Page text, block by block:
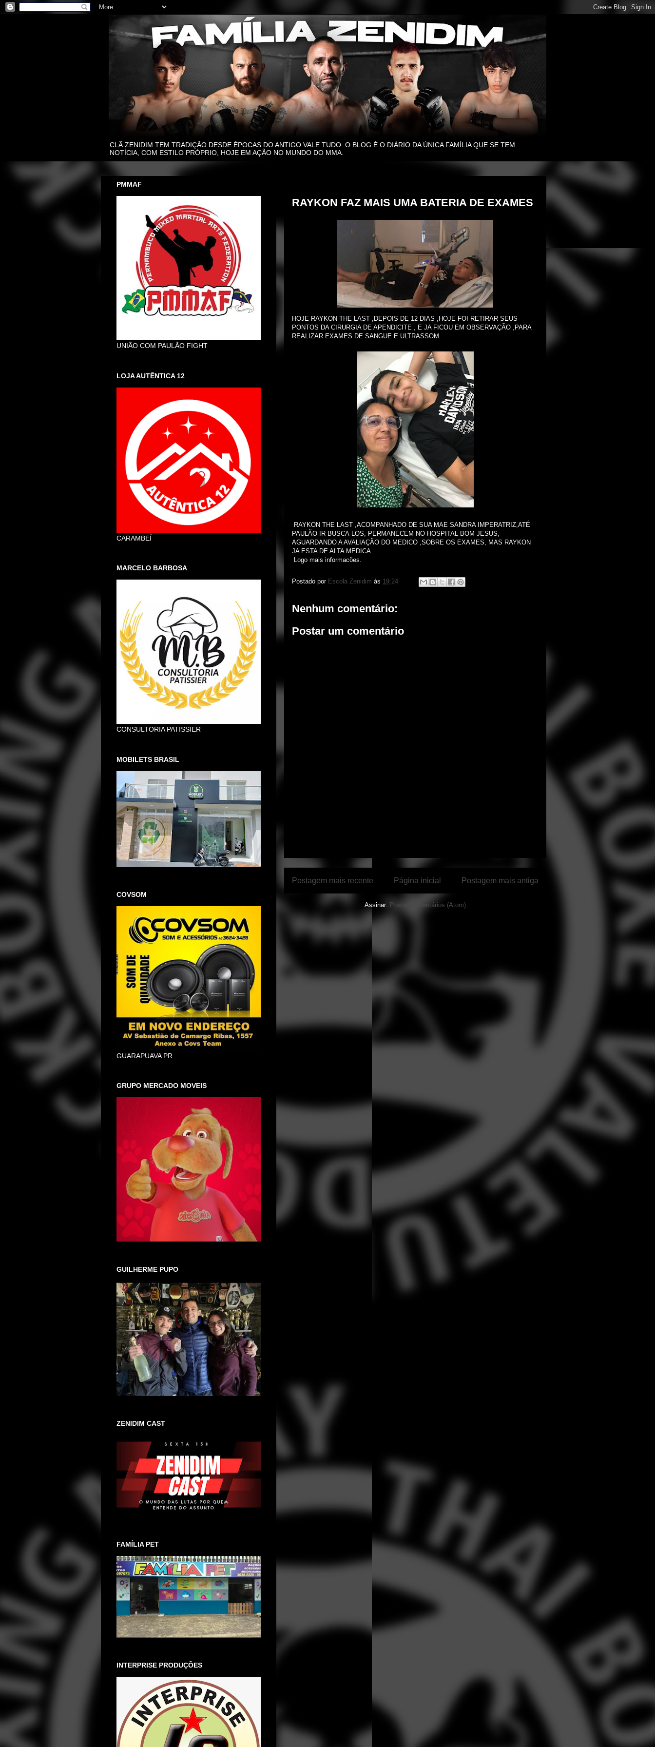
CLÃ ZENIDIM TEM TRADIÇÃO DESDE ÉPOCAS DO ANTIGO VALE TUDO. O BLOG É O DIÁRIO DA ÚNICA FAMÍLIA QUE SE TEM
NOTÍCIA, COM ESTILO PRÓPRIO, HOJE EM AÇÃO NO MUNDO DO MMA.
RAYKON FAZ MAIS UMA BATERIA DE EXAMES
HOJE RAYKON THE LAST ,DEPOIS DE 12 DIAS ,HOJE FOI RETIRAR SEUS
PONTOS DA CIRURGIA DE APENDICITE , E JA FICOU EM OBSERVAÇÃO ,PARA
REALIZAR EXAMES DE SANGUE E ULTRASSOM.
RAYKON THE LAST ,ACOMPANHADO DE SUA MAE SANDRA IMPERATRIZ,ATÉ
PAULÃO IR BUSCA-LOS, PERMANECEM NO HOSPITAL BOM JESUS,
AGUARDANDO A AVALIAÇÃO DO MEDICO ,SOBRE OS EXAMES, MAS RAYKON
JA ESTA DE ALTA MEDICA.
Logo mais informacões.
Postado por Escola Zenidim às 19:24
Nenhum comentário:
Postar um comentário
Postagem mais recente Postagem mais antiga
Página inicial
Assinar: Postar comentários (Atom)
PMMAF
UNIÃO COM PAULÃO FIGHT
LOJA AUTÊNTICA 12
CARAMBEÍ
MARCELO BARBOSA
CONSULTORIA PATISSIER
MOBILETS BRASIL
COVSOM
GUARAPUAVA PR
GRUPO MERCADO MOVEIS
GUILHERME PUPO
ZENIDIM CAST
FAMÍLIA PET
INTERPRISE PRODUÇÕES